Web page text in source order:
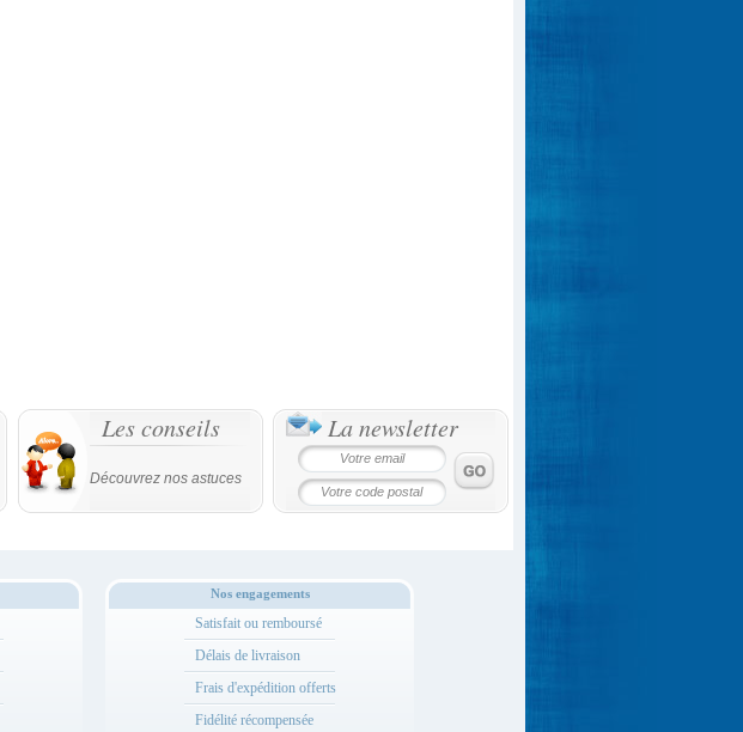
Les conseils
Découvrez nos astuces
La newsletter
Nos engagements
Satisfait ou remboursé
Délais de livraison
Frais d'expédition offerts
Fidélité récompensée